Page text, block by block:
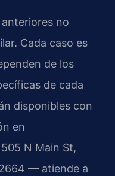
anteriores no
Cada caso es
de los
de cada
disponibles con
en
N Main St,
— atiende a